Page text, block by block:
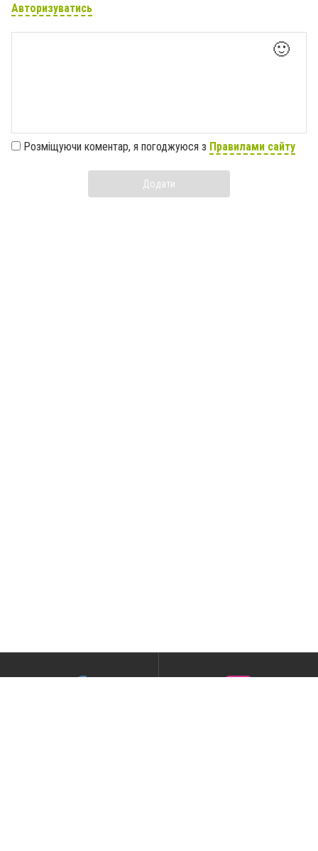
Авторизуватись
🙂
Розміщуючи коментар, я погоджуюся з Правилами сайту
Додати